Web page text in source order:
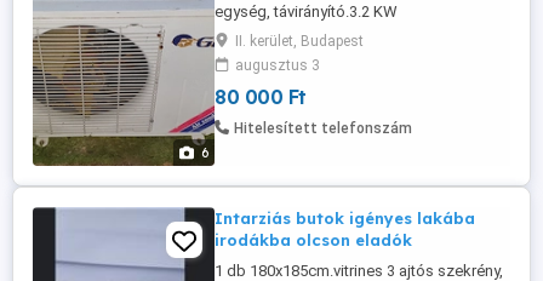
6
egység, távirányító.3.2 KW
hűtőteljesítmény, 3.6 KW fűtőteljesítmény.
Használt, de kiválóan működik. A
csővégek szigszalaggal lezárva por
rovarvédelem céljából. Bővítés (tripla
multisplit) miatt lett leszerelve. Hűtőközeg
II. kerület, Budapest
augusztus 3
80 000 Ft
Hitelesített telefonszám
Intarziás butok igényes lakába
irodákba olcson eladók
1 db 180x185cm.vitrines 3 ajtós szekrény,